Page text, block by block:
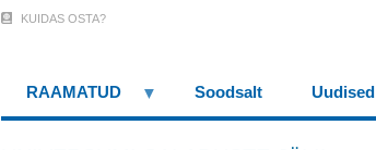
Menu
KUIDAS OSTA?
RAAMATUD Soodsalt Uudised